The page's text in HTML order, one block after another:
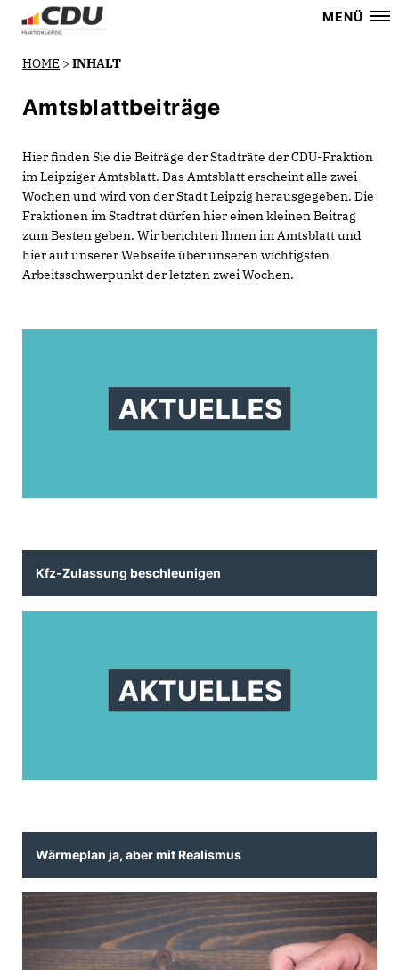
MENÜ
HOME > INHALT
Amtsblattbeiträge
Hier finden Sie die Beiträge der Stadträte der CDU-Fraktion
im Leipziger Amtsblatt. Das Amtsblatt erscheint alle zwei
Wochen und wird von der Stadt Leipzig herausgegeben. Die
Fraktionen im Stadtrat dürfen hier einen kleinen Beitrag
zum Besten geben. Wir berichten Ihnen im Amtsblatt und
hier auf unserer Webseite über unseren wichtigsten
Arbeitsschwerpunkt der letzten zwei Wochen.
Kfz-Zulassung beschleunigen
Wärmeplan ja, aber mit Realismus